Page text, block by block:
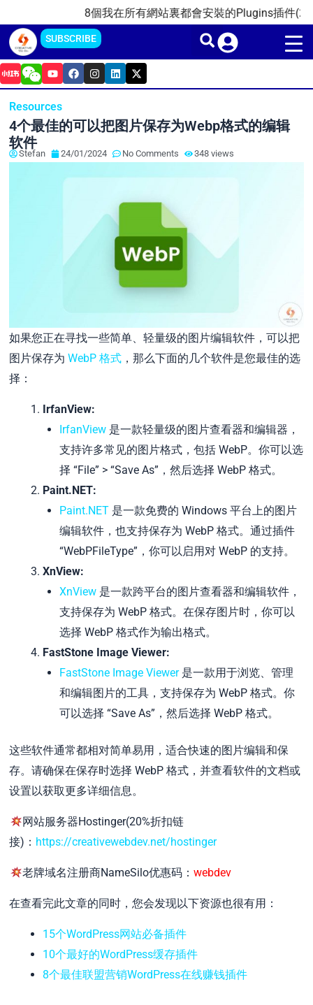
content
8個我在所有網站裏都會安裝的Plugins插件(2025)
SUBSCRIBE
Y
o
u
u
b
e
F
a
c
o
o
I
n
s
g
r
m
L
i
n
d
i
X
-
t
t
t
r
Resources
4个最佳的可以把图片保存为Webp格式的编辑
软件
Stefan 24/01/2024 No Comments 348 views
如果您正在寻找一些简单、轻量级的图片编辑软件，可以把
图片保存为WebP 格式 ，那么下面的几个软件是您最佳的选
择：
IrfanView:
IrfanView 是一款轻量级的图片查看器和编辑器，
支持许多常见的图片格式，包括 WebP。你可以选
择 “File” > “Save As”，然后选择 WebP 格式。
Paint.NET:
Paint.NET 是一款免费的 Windows 平台上的图片
编辑软件，也支持保存为 WebP 格式。通过插件
“WebPFileType”，你可以启用对 WebP 的支持。
XnView:
XnView 是一款跨平台的图片查看器和编辑软件，
支持保存为 WebP 格式。在保存图片时，你可以
选择 WebP 格式作为输出格式。
FastStone Image Viewer:
FastStone Image Viewer是一款用于浏览、管理
和编辑图片的工具，支持保存为 WebP 格式。你
可以选择 “Save As”，然后选择 WebP 格式。
这些软件通常都相对简单易用，适合快速的图片编辑和保
存。请确保在保存时选择 WebP 格式，并查看软件的文档或
设置以获取更多详细信息。
网站服务器Hostinger(20%折扣链
接)： https://creativewebdev.net/hostinger
老牌域名注册商NameSilo优惠码： webdev
在查看完此文章的同时，您会发现以下资源也很有用：
15个WordPress网站必备插件
10个最好的WordPress缓存插件
8个最佳联盟营销WordPress在线赚钱插件